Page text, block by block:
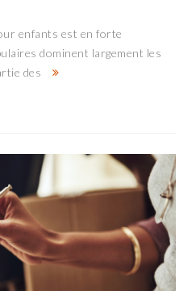
enfants est en forte
dominent largement les
des